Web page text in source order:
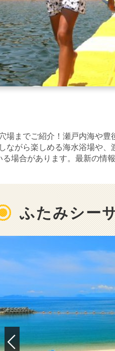
場までご紹介！瀬戸内海や
ながら楽しめる海水浴場や
場合があります。最新の情
ふたみシー